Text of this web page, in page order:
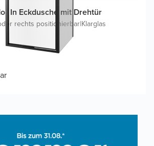
In Eckdusche mit Drehtür
rechts positionierbar|Klarglas